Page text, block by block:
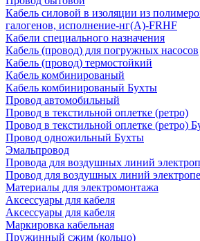
Кабель силовой в изоляции из
галогенов, исполнение-нг(А)-FRHF
Кабели специального назначения
Кабель (провод) для погружных насосов
Кабель (провод) термостойкий
Кабель комбинированый
Кабель комбинированый Бухты
Провод автомобильный
Провод в текстильной оплетке (ретро)
Провод в текстильной оплетке (ретро)
Провод одножильный Бухты
Эмальпровод
Провода для воздушных линий
Провод для воздушных линий
Материалы для электромонтажа
Аксессуары для кабеля
Аксессуары для кабеля
Маркировка кабельная
Пружинный сжим (кольцо)